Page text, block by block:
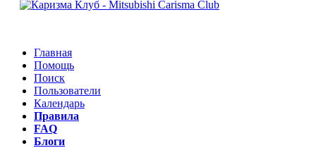
Главная
Помощь
Поиск
Пользователи
Календарь
Правила
FAQ
Блоги